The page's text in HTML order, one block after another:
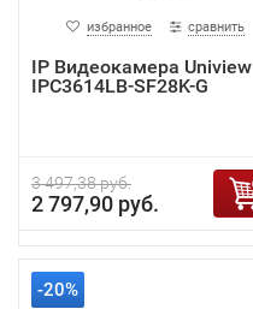
избранное сравнить
IP Видеокамера Uniview
IPC3614LB-SF28K-G
3 497,38 руб.
2 797,90 руб.
-20%